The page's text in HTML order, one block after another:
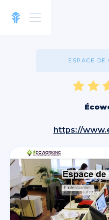
ESPACE DE
https://